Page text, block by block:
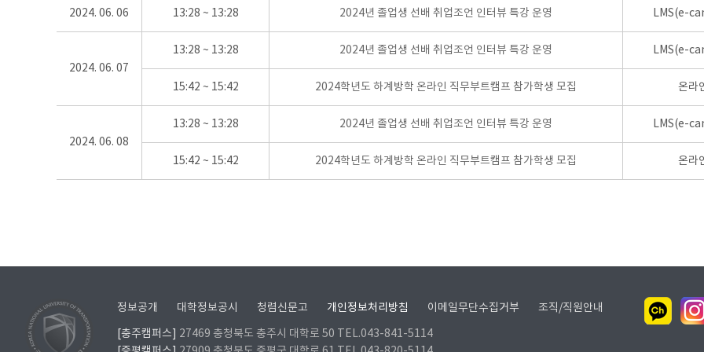
2024. 06. 06 13:28 ~ 13:28 2024년 졸업생 선배 취업조언 인터뷰 특강 운영 LMS(e-
2024. 06. 07
13:28 ~ 13:28 2024년 졸업생 선배 취업조언 인터뷰 특강 운영 LMS(e-
15:42 ~ 15:42 2024학년도 하계방학 온라인 직무부트캠프 참가학생 모집 온라
2024. 06. 08
13:28 ~ 13:28 2024년 졸업생 선배 취업조언 인터뷰 특강 운영 LMS(e-
15:42 ~ 15:42 2024학년도 하계방학 온라인 직무부트캠프 참가학생 모집 온라
정보공개 대학정보공시 청렴신문고 개인정보처리방침 이메일무단수집거부 조직/직원안내
[충주캠퍼스]
27469 충청북도 충주시 대학로 50 TEL.043-841-5114